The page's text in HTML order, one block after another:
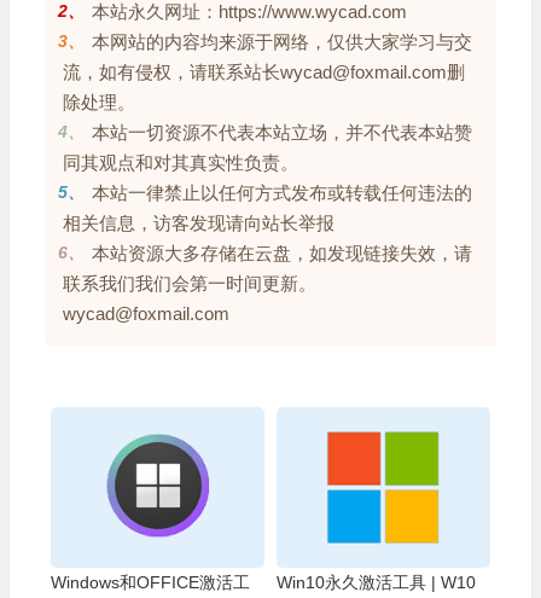
2、 本站永久网址：https://www.wycad.com
3、
本网站的内容均来源于网络，仅供大家学习与交
流，如有侵权，请联系站长wycad@foxmail.com删
除处理。
4、
本站一切资源不代表本站立场，并不代表本站赞
同其观点和对其真实性负责。
5、
本站一律禁止以任何方式发布或转载任何违法的
相关信息，访客发现请向站长举报
6、
本站资源大多存储在云盘，如发现链接失效，请
联系我们我们会第一时间更新。
wycad@foxmail.com
Windows和OFFICE激活工
Win10永久激活工具 | W10